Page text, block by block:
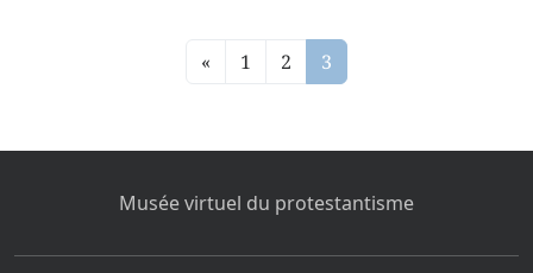
« 1 2 3
Musée virtuel du protestantisme